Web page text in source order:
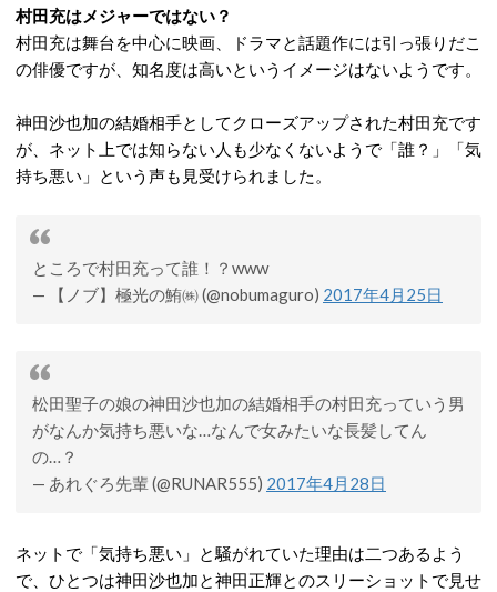
村田充はメジャーではない？
村田充は舞台を中心に映画、ドラマと話題作には引っ張りだこ
の俳優ですが、知名度は高いというイメージはないようです。
神田沙也加の結婚相手としてクローズアップされた村田充です
が、ネット上では知らない人も少なくないようで「誰？」「気
持ち悪い」という声も見受けられました。
ところで村田充って誰！？www
— 【ノブ】極光の鮪㈱ (@nobumaguro) 2017年4月25日
松田聖子の娘の神田沙也加の結婚相手の村田充っていう男
がなんか気持ち悪いな…なんで女みたいな長髪してん
の…？
— あれぐろ先輩 (@RUNAR555) 2017年4月28日
ネットで「気持ち悪い」と騒がれていた理由は二つあるよう
で、ひとつは神田沙也加と神田正輝とのスリーショットで見せ